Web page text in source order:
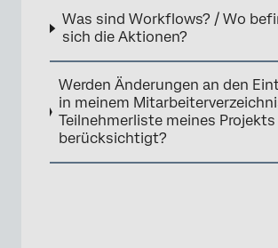
Was sind Workflows? / Wo
sich die Aktionen?
Werden Änderungen an den
in meinem
Teilnehmerliste meines Projekts
berücksichtigt?